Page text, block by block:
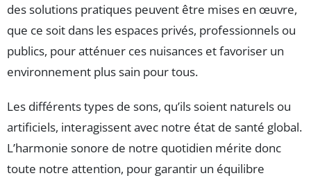
des solutions pratiques peuvent être mises en œuvre,
que ce soit dans les espaces privés, professionnels ou
publics, pour atténuer ces nuisances et favoriser un
environnement plus sain pour tous.
Les différents types de sons, qu’ils soient naturels ou
artificiels, interagissent avec notre état de santé global.
L’harmonie sonore de notre quotidien mérite donc
toute notre attention, pour garantir un équilibre